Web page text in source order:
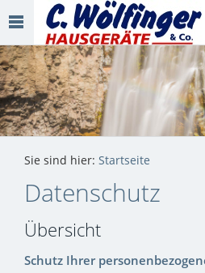
Sie sind hier: Startseite
Datenschutz
Übersicht
Schutz Ihrer